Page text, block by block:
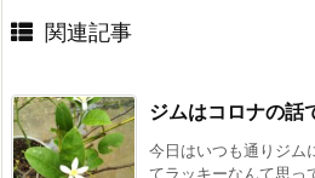
関連記事
ジムはコロナの話
今日はいつも通りジム
てラッキーなんて思っ